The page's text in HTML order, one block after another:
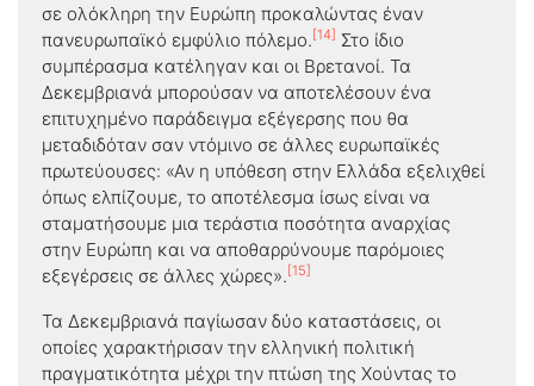
σε ολόκληρη την Ευρώπη προκαλώντας έναν
πανευρωπαϊκό εμφύλιο πόλεμο. [14] Στο ίδιο
συμπέρασμα κατέληγαν και οι Βρετανοί. Τα
Δεκεμβριανά μπορούσαν να αποτελέσουν ένα
επιτυχημένο παράδειγμα εξέγερσης που θα
μεταδιδόταν σαν ντόμινο σε άλλες ευρωπαϊκές
πρωτεύουσες: «Αν η υπόθεση στην Ελλάδα εξελιχθεί
όπως ελπίζουμε, το αποτέλεσμα ίσως είναι να
σταματήσουμε μια τεράστια ποσότητα αναρχίας
στην Ευρώπη και να αποθαρρύνουμε παρόμοιες
εξεγέρσεις σε άλλες χώρες». [15]
Τα Δεκεμβριανά παγίωσαν δύο καταστάσεις, οι
οποίες χαρακτήρισαν την ελληνική πολιτική
πραγματικότητα μέχρι την πτώση της Χούντας το